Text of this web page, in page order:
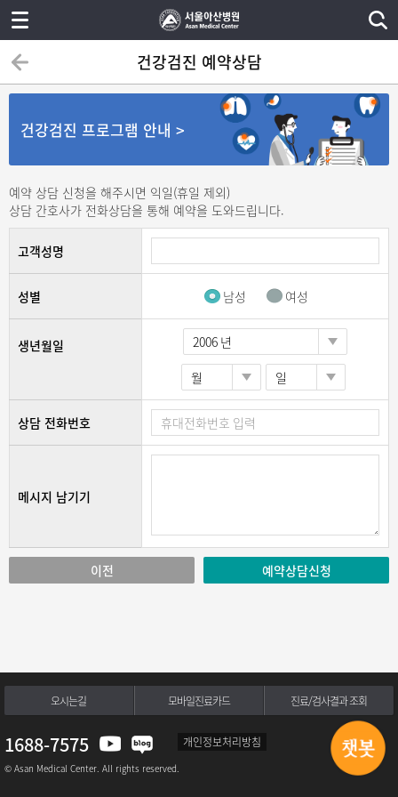
건강검진 예약상담
건강검진 프로그램 안내 >
예약 상담 신청을 해주시면 익일(휴일 제외)
상담 간호사가 전화상담을 통해 예약을 도와드립니다.
고객성명
성별 남성 여성
생년월일
상담 전화번호
메시지 남기기
이전 예약상담신청
오시는길 모바일진료카드 진료/검사결과 조회
1688-7575 개인정보처리방침
© Asan Medical Center. All rights reserved.